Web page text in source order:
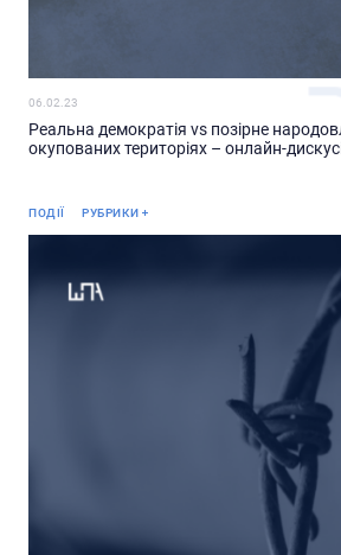
06.02.23
Реальна демократія vs позірне
окупованих територіях – онлайн-
ПОДІЇ РУБРИКИ
Анонс